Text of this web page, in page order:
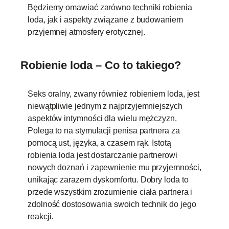
Będziemy omawiać zarówno techniki robienia
loda, jak i aspekty związane z budowaniem
przyjemnej atmosfery erotycznej.
Robienie loda – Co to takiego?
Seks oralny, zwany również robieniem loda, jest
niewątpliwie jednym z najprzyjemniejszych
aspektów intymności dla wielu mężczyzn.
Polega to na stymulacji penisa partnera za
pomocą ust, języka, a czasem rąk. Istotą
robienia loda jest dostarczanie partnerowi
nowych doznań i zapewnienie mu przyjemności,
unikając zarazem dyskomfortu. Dobry loda to
przede wszystkim zrozumienie ciała partnera i
zdolność dostosowania swoich technik do jego
reakcji.